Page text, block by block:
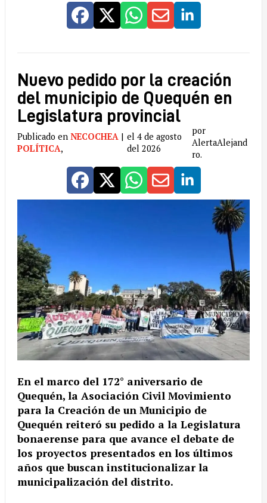
Nuevo pedido por la creación
del municipio de Quequén en
Legislatura provincial
Publicado en NECOCHEA |
POLÍTICA,
el 4 de agosto
del 2026
por
AlertaAlejand
ro.
En el marco del 172° aniversario de
Quequén, la Asociación Civil Movimiento
para la Creación de un Municipio de
Quequén reiteró su pedido a la Legislatura
bonaerense para que avance el debate de
los proyectos presentados en los últimos
años que buscan institucionalizar la
municipalización del distrito.